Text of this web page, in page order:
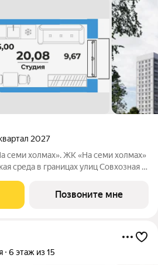
2027
семи холмах». ЖК «На семи холмах»
среда в границах улиц Совхозная и
для жизни, работы и отдыха.
Позвоните мне
6 этаж из 15